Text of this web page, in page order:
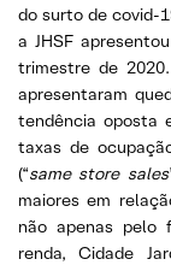
do surto de covid-
a JHSF
trimestre de
apresentaram
tendência oposta
taxas de
(“same store sales
maiores em
não apenas pelo
renda, Cidade